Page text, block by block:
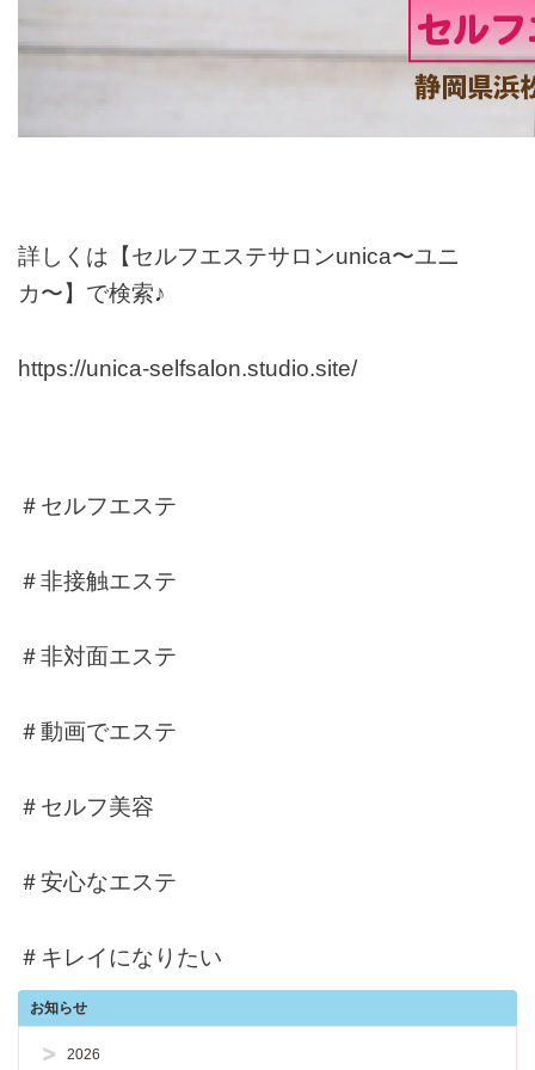
詳しくは【セルフエステサロンunica〜ユニ
カ〜】で検索♪
https://unica-selfsalon.studio.site/
＃セルフエステ
＃非接触エステ
＃非対面エステ
＃動画でエステ
＃セルフ美容
＃安心なエステ
＃キレイになりたい
お知らせ
2026